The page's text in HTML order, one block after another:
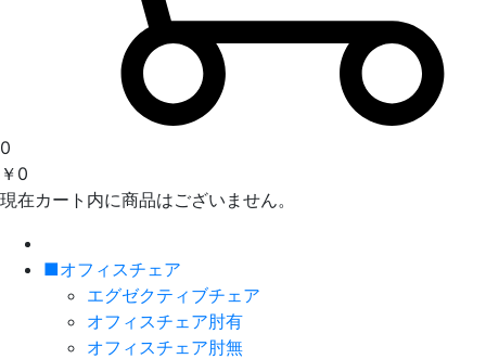
0
￥0
現在カート内に商品はございません。
■オフィスチェア
エグゼクティブチェア
オフィスチェア肘有
オフィスチェア肘無